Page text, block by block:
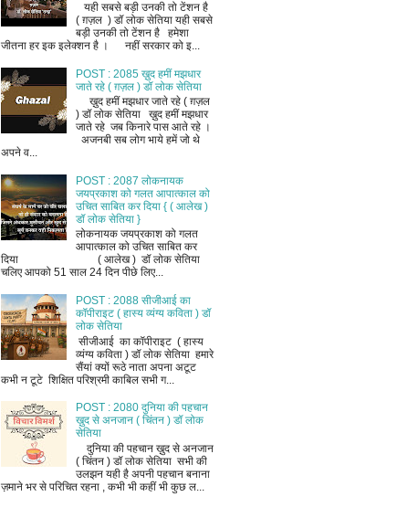
यही सबसे बड़ी उनकी तो टेंशन है
( ग़ज़ल ) डॉ लोक सेतिया यही सबसे
बड़ी उनकी तो टेंशन है हमेशा
जीतना हर इक इलेक्शन है । नहीं सरकार को इ...
POST : 2085 ख़ुद हमीं मझधार
जाते रहे ( ग़ज़ल ) डॉ लोक सेतिया
ख़ुद हमीं मझधार जाते रहे ( ग़ज़ल
) डॉ लोक सेतिया ख़ुद हमीं मझधार
जाते रहे जब किनारे पास आते रहे ।
अजनबी सब लोग भाये हमें जो थे
अपने व...
POST : 2087 लोकनायक
जयप्रकाश को गलत आपात्काल को
उचित साबित कर दिया { ( आलेख )
डॉ लोक सेतिया }
लोकनायक जयप्रकाश को गलत
आपात्काल को उचित साबित कर
दिया ( आलेख ) डॉ लोक सेतिया
चलिए आपको 51 साल 24 दिन पीछे लिए...
POST : 2088 सीजीआई का
कॉपीराइट ( हास्य व्यंग्य कविता ) डॉ
लोक सेतिया
सीजीआई का कॉपीराइट ( हास्य
व्यंग्य कविता ) डॉ लोक सेतिया हमारे
सैंयां क्यों रूठे नाता अपना अटूट
कभी न टूटे शिक्षित परिश्रमी काबिल सभी ग...
POST : 2080 दुनिया की पहचान
ख़ुद से अनजान ( चिंतन ) डॉ लोक
सेतिया
दुनिया की पहचान ख़ुद से अनजान
( चिंतन ) डॉ लोक सेतिया सभी की
उलझन यही है अपनी पहचान बनाना
ज़माने भर से परिचित रहना , कभी भी कहीं भी कुछ ल...